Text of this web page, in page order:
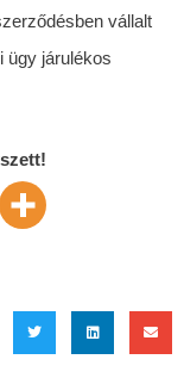
vállalt
ügy járulékos